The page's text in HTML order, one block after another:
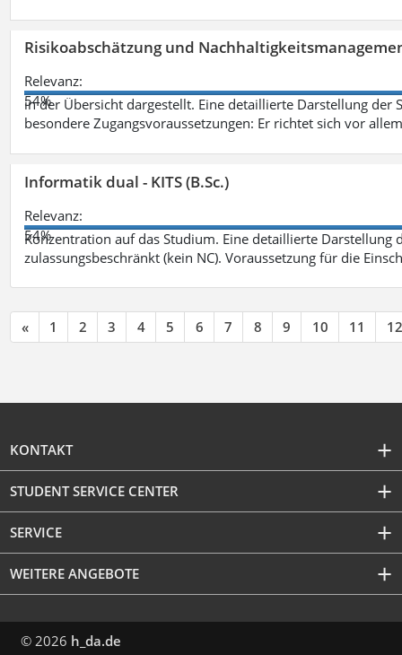
Risikoabschätzung und
Relevanz:
54%
in der Übersicht dargestellt. Eine detaillierte Darstellung der
besondere Zugangsvoraussetzungen: Er richtet sich vor
Informatik dual - KITS (B.Sc.)
Relevanz:
54%
Konzentration auf das Studium. Eine detaillierte
zulassungsbeschränkt (kein NC). Voraussetzung für die
« 1 2 3 4 5 6 7 8 9 10 11 12
KONTAKT
STUDENT SERVICE CENTER
SERVICE
WEITERE ANGEBOTE
© 2026 h_da.de